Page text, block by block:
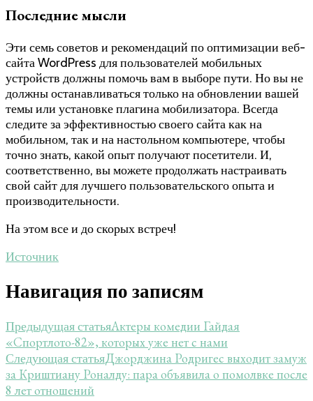
Последние мысли
Эти семь советов и рекомендаций по оптимизации веб-
сайта WordPress для пользователей мобильных
устройств должны помочь вам в выборе пути. Но вы не
должны останавливаться только на обновлении вашей
темы или установке плагина мобилизатора. Всегда
следите за эффективностью своего сайта как на
мобильном, так и на настольном компьютере, чтобы
точно знать, какой опыт получают посетители. И,
соответственно, вы можете продолжать настраивать
свой сайт для лучшего пользовательского опыта и
производительности.
На этом все и до скорых встреч!
Источник
Навигация по записям
Предыдущая статьяАктеры комедии Гайдая
«Спортлото-82», которых уже нет с нами
Следующая статья​Джорджина Родригес выходит замуж
за Криштиану Роналду: пара объявила о помолвке после
8 лет отношений